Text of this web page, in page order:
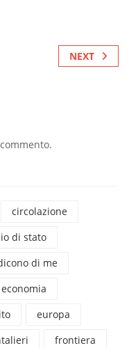
NEXT
circolazione
di stato
di me
economia
europa
frontiera